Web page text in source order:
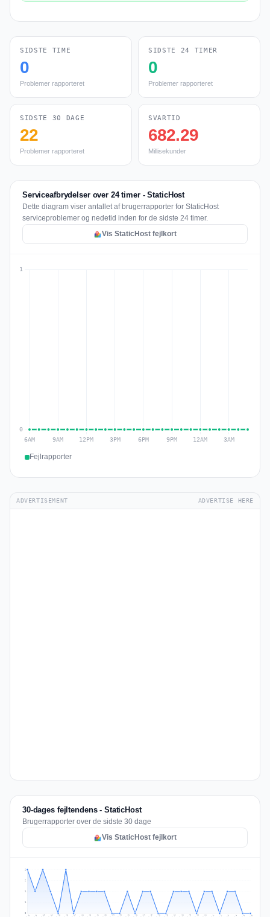
SIDSTE TIME
0
Problemer rapporteret
SIDSTE 24 TIMER
0
Problemer rapporteret
SIDSTE 30 DAGE
22
Problemer rapporteret
SVARTID
682.29
Millisekunder
Serviceafbrydelser over 24 timer - StaticHost
Dette diagram viser antallet af brugerrapporter for StaticHost
serviceproblemer og nedetid inden for de sidste 24 timer.
Vis StaticHost fejlkort
Fejlrapporter
ADVERTISEMENT ADVERTISE HERE
30-dages fejltendens - StaticHost
Brugerrapporter over de sidste 30 dage
Vis StaticHost fejlkort
1
1
2
2